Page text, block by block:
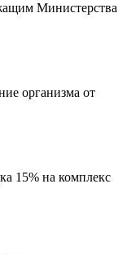
Министерства
организма от
15% на комплекс